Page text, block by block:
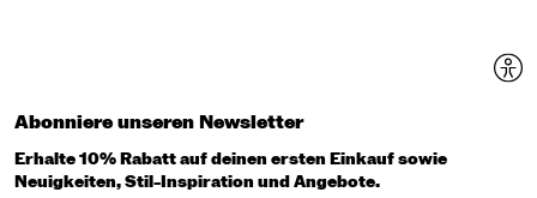
Abonniere unseren Newsletter
Erhalte 10% Rabatt auf deinen ersten Einkauf sowie
Neuigkeiten, Stil-Inspiration und Angebote.